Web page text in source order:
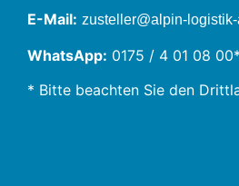
E-Mail: zusteller@alpin-
WhatsApp: 0175 / 4 01 08 00*
* Bitte beachten Sie den